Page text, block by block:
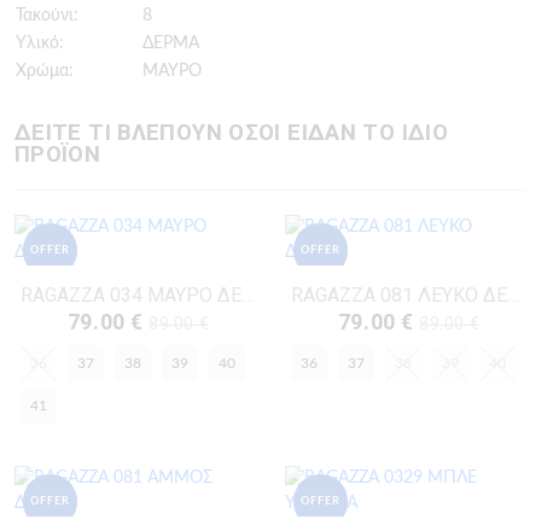
Τακούνι:
8
Υλικό:
ΔΕΡΜΑ
Χρώμα:
ΜΑΥΡΟ
ΔΕΙΤΕ ΤΙ ΒΛΕΠΟΥΝ ΟΣΟΙ ΕΙΔΑΝ ΤΟ ΙΔΙΟ
ΠΡΟΪΟΝ
OFFER
RAGAZZA 034 ΜΑΥΡΟ ΔΕΡΜΑ
79.00 €
37 38 39 40
41
OFFER
RAGAZZA 081 ΛΕΥΚΟ ΔΕΡΜΑ
79.00 €
36 37
OFFER OFFER